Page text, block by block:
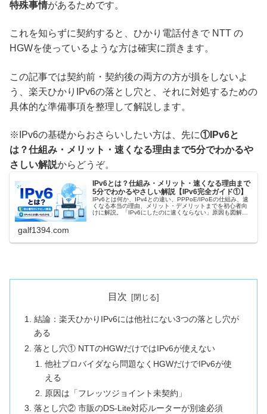
特殊事情があるためです。
これを知らずに契約すると、ひかり電話付きで NTT の
HGWを使っているような方は確実に躓きます。
この記事では契約前・契約後の両方の方が損をしないよ
う、楽天ひかりIPv6の落とし穴と、それに対処するための
具体的な準備事項を整理して解説します。
※IPv6の基礎からおさらいしたい方は、先に①IPv6と
は？仕組み・メリット・速くなる理由まで5分でわかるや
さしい解説からどうぞ。
IPv6とは？仕組み・メリット・速くなる理由まで
5分でわかるやさしい解説【IPv6完全ガイド①】
IPv6とは何か、IPv4との違い、PPPoE/IPoEの仕組み、速
くなる本当の理由、メリット・デメリットまでを初心者向
けに解説。「IPv6にしたのに速くならない」原因も図解付
galf1394.com
目次
結論：楽天ひかりIPv6には他社にない3つの落とし穴が
ある
落とし穴① NTTのHGWだけではIPv6が使えない
他社プロバイダなら問題なくHGWだけでIPv6が使
える
原因は「フレッツジョイント未契約」
落とし穴② 市販のDS-Lite対応ルーターが別途必須